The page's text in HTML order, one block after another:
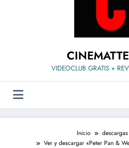
VIDEOCLUB GRATIS +
Inicio
Ver y descargar «Peter Pan &